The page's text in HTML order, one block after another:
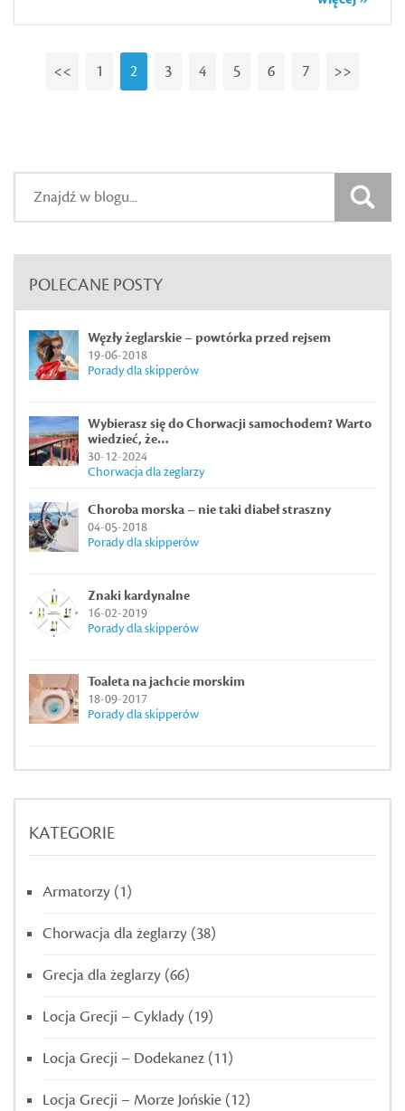
<< 1 2 3 4 5 6 7 >>
POLECANE POSTY
Węzły żeglarskie – powtórka przed rejsem
19-06-2018
Porady dla skipperów
Wybierasz się do Chorwacji samochodem? Warto
wiedzieć, że…
30-12-2024
Chorwacja dla żeglarzy
Choroba morska – nie taki diabeł straszny
04-05-2018
Porady dla skipperów
Znaki kardynalne
16-02-2019
Porady dla skipperów
Toaleta na jachcie morskim
18-09-2017
Porady dla skipperów
KATEGORIE
Armatorzy (1)
Chorwacja dla żeglarzy (38)
Grecja dla żeglarzy (66)
Locja Grecji – Cyklady (19)
Locja Grecji – Dodekanez (11)
Locja Grecji – Morze Jońskie (12)